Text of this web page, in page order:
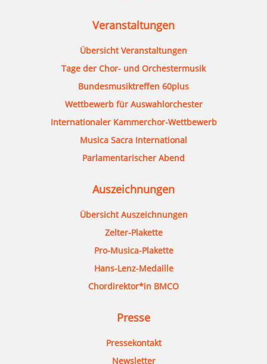
Veranstaltungen
Übersicht Veranstaltungen
Tage der Chor- und Orchestermusik
Bundesmusiktreffen 60plus
Wettbewerb für Auswahlorchester
Internationaler Kammerchor-Wettbewerb
Musica Sacra International
Parlamentarischer Abend
Auszeichnungen
Übersicht Auszeichnungen
Zelter-Plakette
Pro-Musica-Plakette
Hans-Lenz-Medaille
Chordirektor*in BMCO
Presse
Pressekontakt
Newsletter